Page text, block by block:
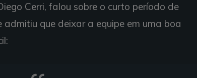
Cerri, falou sobre o curto período de
que deixar a equipe em uma boa